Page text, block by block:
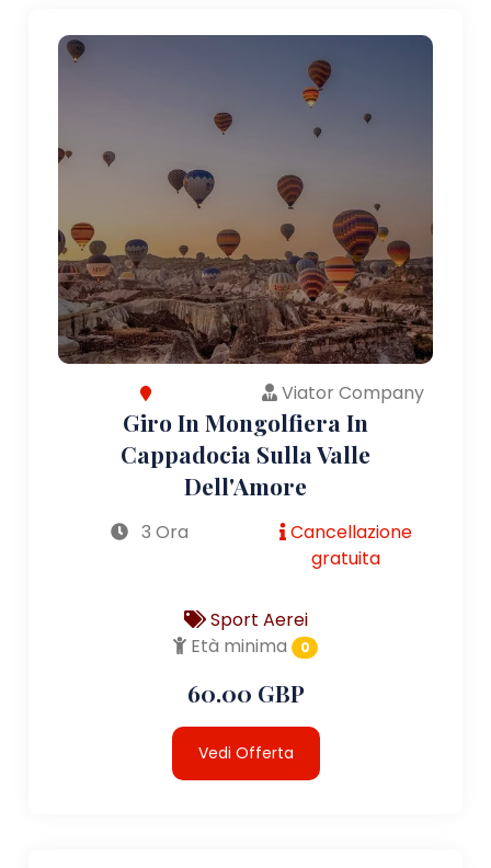
Viator Company
Giro In Mongolfiera In
Cappadocia Sulla Valle
Dell'Amore
3 Ora
Cancellazione
gratuita
Sport Aerei
Età minima
0
60.00 GBP
Vedi Offerta